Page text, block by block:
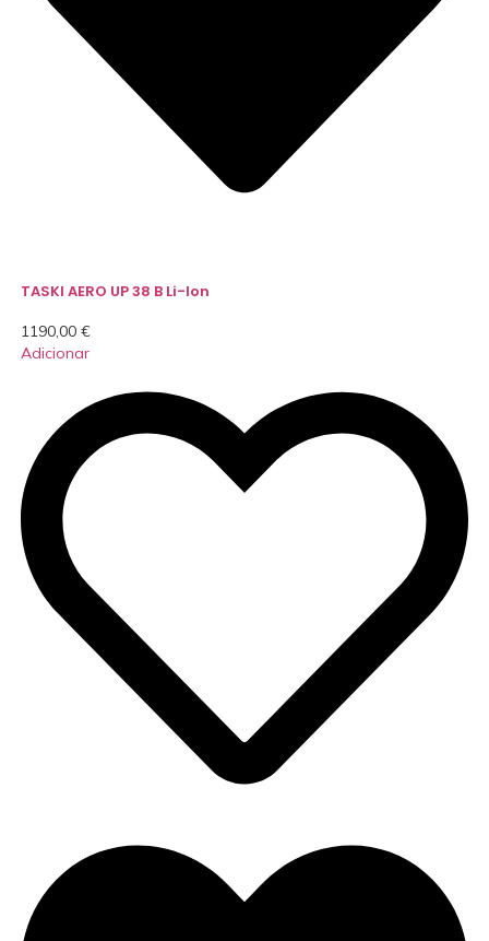
TASKI AERO UP 38 B Li-Ion
1190,00 €
Adicionar